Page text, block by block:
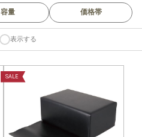
容量 価格帯
表示する
SALE